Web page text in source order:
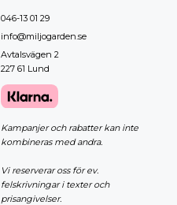
046-13 01 29
info@miljogarden.se
Avtalsvägen 2
227 61 Lund
Kampanjer och rabatter kan inte
kombineras med andra.
Vi reserverar oss för ev.
felskrivningar i texter och
prisangivelser.